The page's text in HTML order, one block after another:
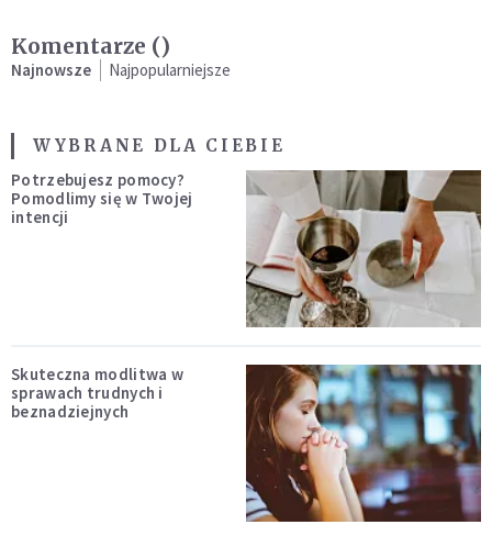
Komentarze ()
Najnowsze Najpopularniejsze
WYBRANE DLA CIEBIE
Potrzebujesz pomocy?
Pomodlimy się w Twojej
intencji
Skuteczna modlitwa w
sprawach trudnych i
beznadziejnych